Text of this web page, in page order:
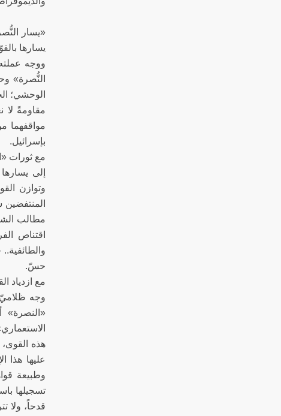
«يسار
يسارها
ووجه
النُّصرة»
الوحشي؛
مقاومةً لا
مواقفهما
مع ثورات
وتوازن
المنتفضين
مطالب
اقتناص
مع ازدياد
وجه ظلاميّ
«النصرة»
هذه
عليها هذا
وطبيعة
تسجيلها
قدحاً، ولا